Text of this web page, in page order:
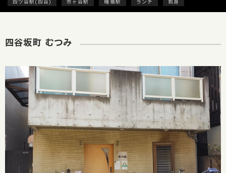
四ツ谷駅(四谷)
市ヶ谷駅 曙橋駅 ランチ 刺身
四谷坂町 むつみ